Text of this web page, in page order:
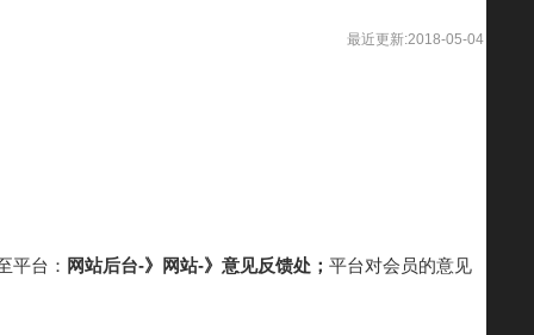
最近更新:2018-05-04
平台： 网站后台-》网站-》意见反馈处； 平台对会员的意见